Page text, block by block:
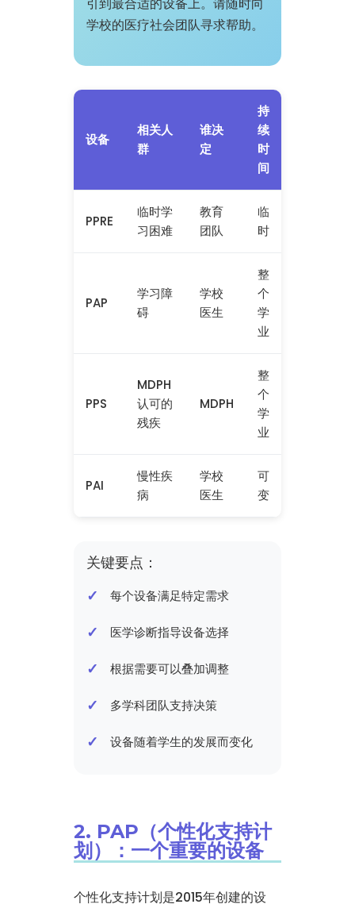
学校的医疗社会团队寻求帮助。
设备
相关人
群
谁决
定
持
续
时
间
PPRE
临时学
习困难
教育
团队
临
时
PAP
学习障
碍
学校
医生
整
个
学
业
PPS
MDPH
认可的
残疾
MDPH
整
个
学
业
PAI
慢性疾
病
学校
医生
可
变
关键要点：
每个设备满足特定需求
医学诊断指导设备选择
根据需要可以叠加调整
多学科团队支持决策
设备随着学生的发展而变化
2. PAP（个性化支持计
划）：一个重要的设备
个性化支持计划是2015年创建的设